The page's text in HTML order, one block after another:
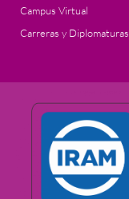
Campus Virtual
Carreras y Diplomaturas